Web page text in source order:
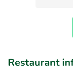
Restaurant